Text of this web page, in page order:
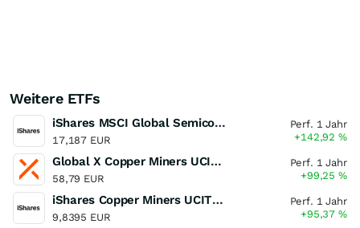
Weitere ETFs
iShares MSCI Global Semiconductors UCITS ETF USD (Acc)
17,187 EUR
Perf. 1 Jahr
+142,92%
Global X Copper Miners UCITS ETF USD Acc
58,79 EUR
Perf. 1 Jahr
+99,25%
iShares Copper Miners UCITS ETF
9,8395 EUR
Perf. 1 Jahr
+95,37%